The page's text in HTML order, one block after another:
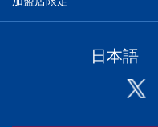
日本語